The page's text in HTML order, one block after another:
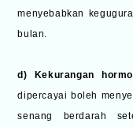
menyebabkan
bulan.
d) Kekurangan
dipercayai boleh
senang berdarah